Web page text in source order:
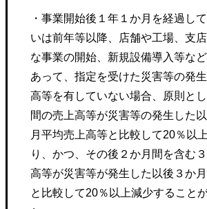
・事業開始後１年１か月を経過し
いは前年等以降、店舗や工場、支
な事業の開始、新規設備導入等な
あって、指定を受けた災害等の発
高等を有していない場合、原則と
間の売上高等が災害等の発生した
月平均売上高等と比較して20％以
り、かつ、その後２か月間を含む
高等が災害等が発生した以後３か
と比較して20％以上減少すること